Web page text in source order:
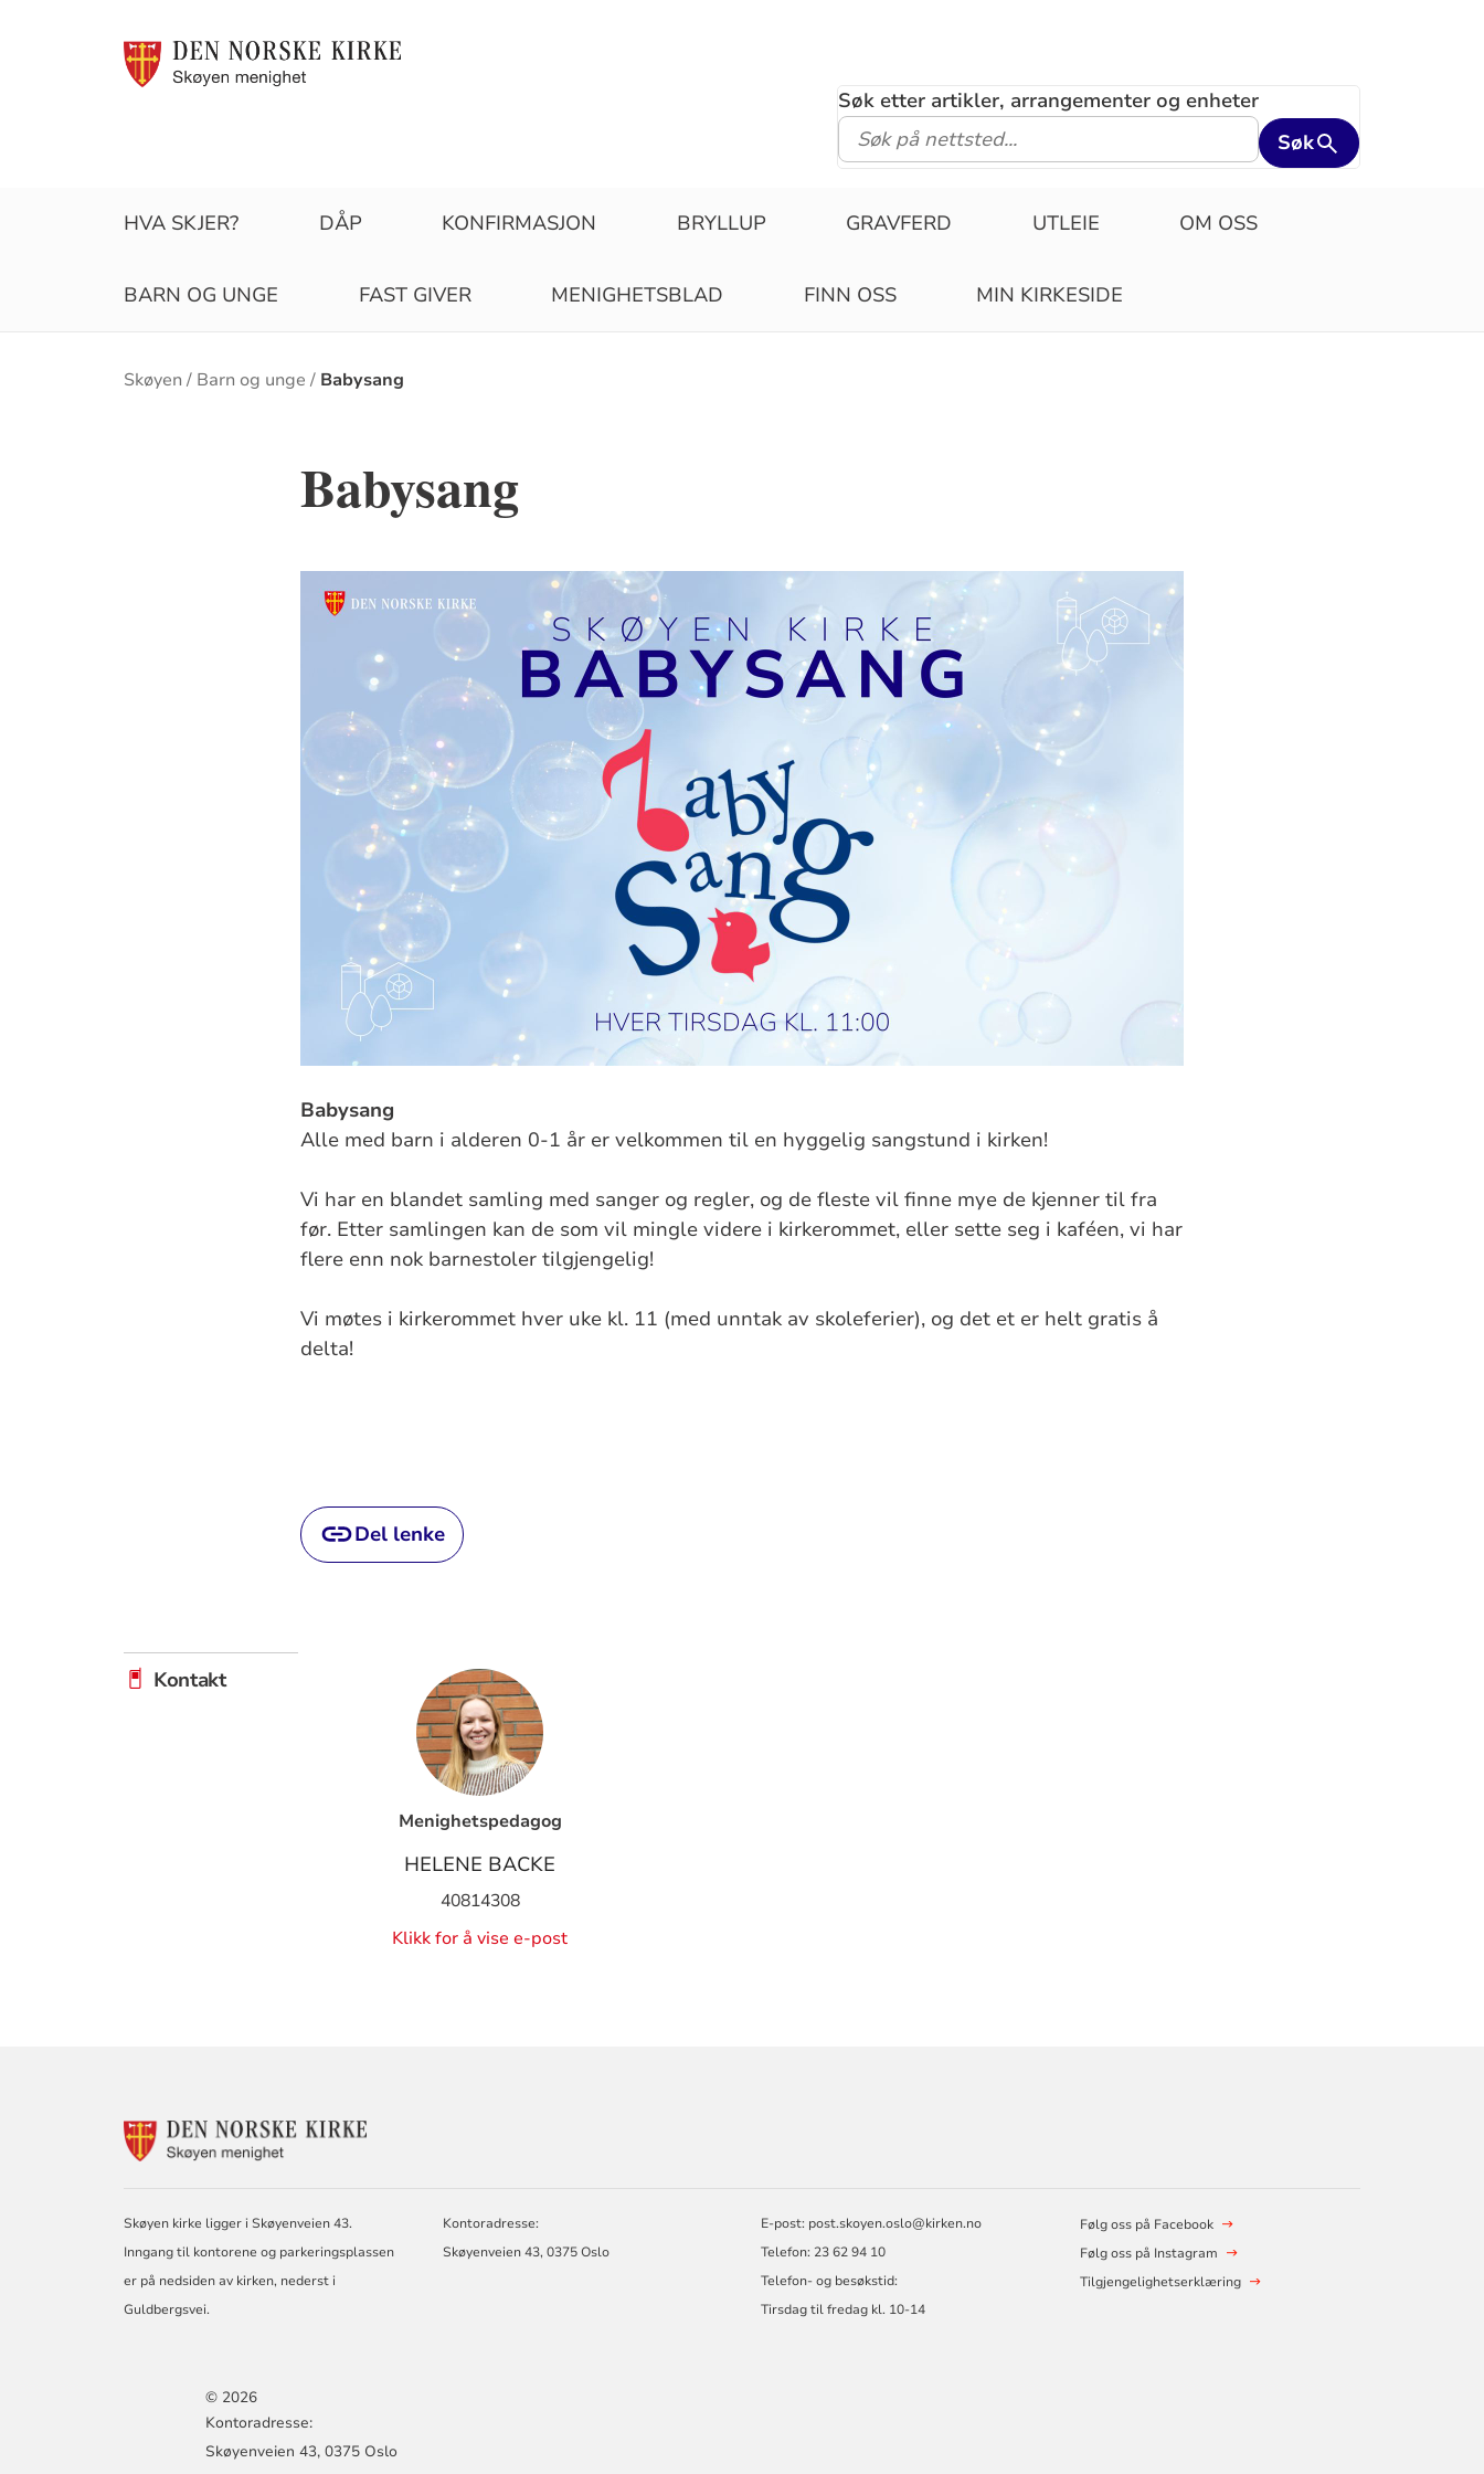
Søk etter artikler, arrangementer og enheter
Søk
HVA SKJER? DÅP KONFIRMASJON BRYLLUP GRAVFERD UTLEIE OM OSS
BARN OG UNGE FAST GIVER MENIGHETSBLAD FINN OSS MIN KIRKESIDE
Brødsmulesti
Skøyen Barn og unge Babysang
Babysang
Babysang
Alle med barn i alderen 0-1 år er velkommen til en hyggelig sangstund i kirken!
Vi har en blandet samling med sanger og regler, og de fleste vil finne mye de kjenner til fra
før. Etter samlingen kan de som vil mingle videre i kirkerommet, eller sette seg i kaféen, vi har
flere enn nok barnestoler tilgjengelig!
Vi møtes i kirkerommet hver uke kl. 11 (med unntak av skoleferier), og det et er helt gratis å
delta!
Del lenke
Kontakt
Menighetspedagog
HELENE BACKE
40814308
Klikk for å vise e-post
KONTAKTINFORMASJON
Skøyen kirke ligger i Skøyenveien 43.
Inngang til kontorene og parkeringsplassen
er på nedsiden av kirken, nederst i
Guldbergsvei.
Kontoradresse:
Skøyenveien 43, 0375 Oslo
E-post: post.skoyen.oslo@kirken.no
Telefon: 23 62 94 10
Telefon- og besøkstid:
Tirsdag til fredag kl. 10-14
Følg oss på Facebook
Følg oss på Instagram
Tilgjengelighetserklæring
© 2026
Kontoradresse:
Skøyenveien 43, 0375 Oslo